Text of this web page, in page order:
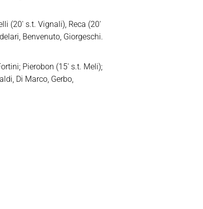
(20′ s.t. Vignali), Reca (20′
Benvenuto, Giorgeschi.
Pierobon (15′ s.t. Meli);
Di Marco, Gerbo,